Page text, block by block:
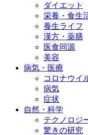
ダイエット
栄養・食生
養生ライフ
漢方・薬膳
医食同源
美容
病気・医療
コロナウイ
病気
症状
自然・科学
テクノロジ
驚きの研究